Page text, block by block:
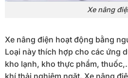
Xe nâng
Xe nâng điện hoạt động bằng
Loại này thích hợp cho các ứng
kho lạnh, kho thực phẩm,